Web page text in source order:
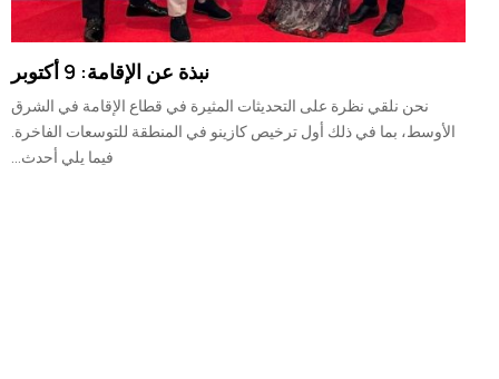
نبذة عن الإقامة: 9 أكتوبر
نحن نلقي نظرة على التحديثات المثيرة في قطاع الإقامة في الشرق
الأوسط، بما في ذلك أول ترخيص كازينو في المنطقة للتوسعات الفاخرة.
فيما يلي أحدث...